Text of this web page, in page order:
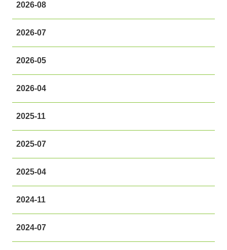
2026-08
2026-07
2026-05
2026-04
2025-11
2025-07
2025-04
2024-11
2024-07